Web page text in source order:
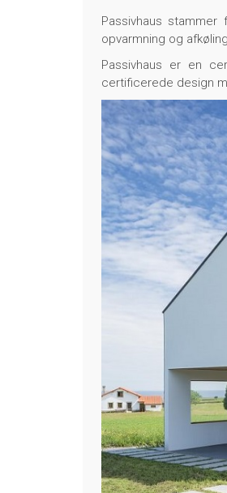
Passivhaus
opvarmning og
Passivhaus er en
certificerede design